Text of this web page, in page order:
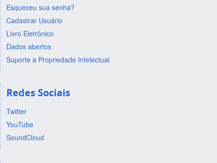
Esqueceu sua senha?
Cadastrar Usuário
Livro Eletrônico
Dados abertos
Suporte a Propriedade Intelectual
Redes Sociais
Twitter
YouTube
SoundCloud